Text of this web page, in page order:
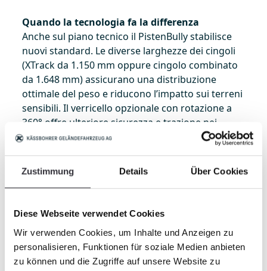
Zustimmung Details Über Cookies
Diese Webseite verwendet Cookies
Wir verwenden Cookies, um Inhalte und Anzeigen zu
personalisieren, Funktionen für soziale Medien anbieten
zu können und die Zugriffe auf unsere Website zu
Quando la tecnologia fa la differenza
Anche sul piano tecnico il PistenBully stabilisce
nuovi standard. Le diverse larghezze dei cingoli
(XTrack da 1.150 mm oppure cingolo combinato
da 1.648 mm) assicurano una distribuzione
ottimale del peso e riducono l’impatto sui terreni
sensibili. Il verricello opzionale con rotazione a
360° offre ulteriore sicurezza e trazione nei
contesti più estremi, mentre la trasmissione
mano rendono il lavoro più efficiente e
confortevole.
Molto più di un battipista
agli accessori disponibili, il PistenBully 600 Polar
GreenTech può essere impiegato durante tutto
l’anno: dalla falciatura e trinciatura estiva fino alla